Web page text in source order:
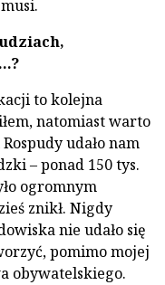
to kolejna
natomiast warto
udało nam
– ponad 150 tys.
ogromnym
znikł. Nigdy
nie udało się
pomimo mojej
obywatelskiego.